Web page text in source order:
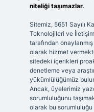
niteliği taşımazlar.
Sitemiz, 5651 Sayılı
Teknolojileri ve
tarafından onaylanmış
olarak hizmet
sitedeki içerikleri
denetleme veya
yükümlülüğümüz
Ancak, üyelerimiz
sorumluluğunu
olarak bu